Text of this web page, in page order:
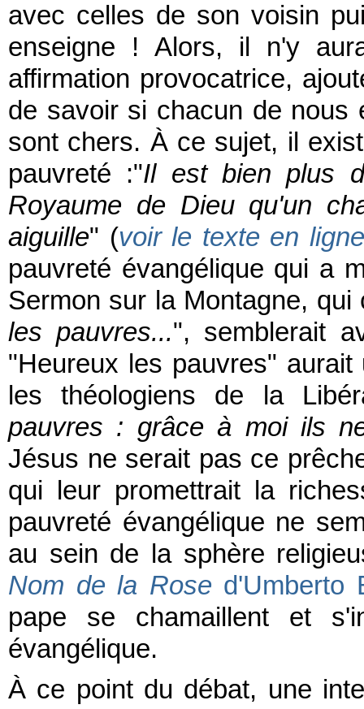
avec celles de son voisin
enseigne ! Alors, il n'y
affirmation provocatrice,
de savoir si chacun de nous
sont chers. À ce sujet, il
pauvreté :"Il est bien plus
Royaume de Dieu qu'un
aiguille" (voir le texte en ligne
pauvreté évangélique qui a
Sermon sur la Montagne,
les pauvres...", semblerait
"Heureux les pauvres"
les théologiens de la
pauvres : grâce à moi ils
Jésus ne serait pas ce
qui leur promettrait la
pauvreté évangélique ne
au sein de la sphère
Nom de la Rose d'Umberto
pape se chamaillent et
évangélique.
À ce point du débat, une